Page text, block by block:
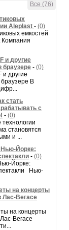
Все (76)
Aleplast - (0)
емкостей
Компания
и другие
браузере - (0)
и другие
В
стать
с
- (0)
становятся
и ...
Нью-Йорке:
- (0)
Йорке:
Нью-
на концерты
Вегасе
на концерты
Вегасе